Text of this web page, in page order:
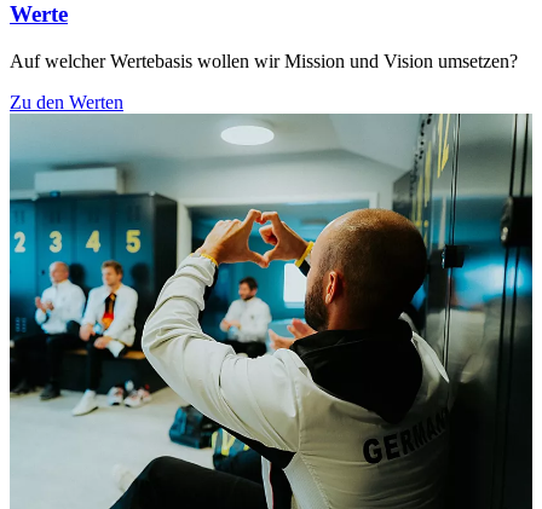
Werte
Auf welcher Wertebasis wollen wir Mission und Vision umsetzen?
Zu den Werten